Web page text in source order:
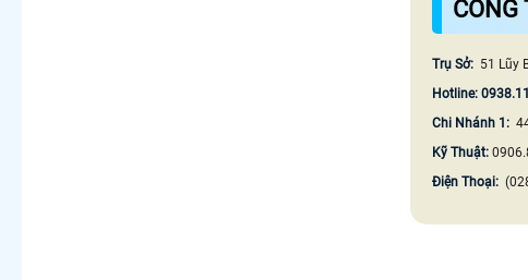
Trụ Sở: 51 Lũy
Hotline:
Chi Nhánh 1:
Kỹ Thuật:
Điện Thoại: